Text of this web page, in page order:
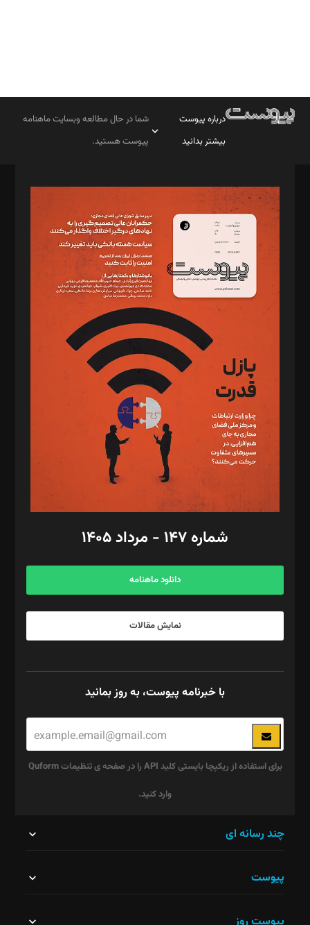
درباره پیوست
بیشتر بدانید
شما در حال مطالعه وبسایت ماهنامه
پیوست هستید.
مدیر مسئول: محمدباقر اثنی‌عشری
سردبیر: مهرک محمودی
دبیر تحریریه: میثم قاسمی
د‌بیر ناداستان: سمانه سمیع
د‌بیر خدمت و تجارت: ابوالفضل رجبی
د‌بیر حقوق فناوری: حسام‌الدین ایپکچی
د‌بیر پیوست جهان: مینا پاکدل
د‌بیر تحریریه آنلاین: بابک نقاش
تحریریه‌: مجتبی محمود‌ی، آرش برهمند، یسنا امان‌پور، سروش کرمیان،
مصطفی مسجدی آرانی، ابوالفضل رجبی، زهرا فکرانه، فائزه فتحی
رستمی،مصطفی باستان
ویرایش: نگار استاد‌‌آقا
طراح یونیفرم: مجید توکلی
فیلمبرداری و عکاسی: امیر شفیعی، مانی لطفی زاده
گرافیک و صفحه‌آرایی: سید‌سبحان‌علی ثابت
مد‌یر توسعه تجاری: کامبیز برید‌
امور مالی: شاپور رهبری، محمد‌ کاظمی‌نیا
آگهی و مشترکین: ۰۹۱۹۹۹۹۰۴۵۴
شماره ۱۴۷ - مرداد ۱۴۰۵
دانلود ماهنامه
نمایش مقالات
با خبرنامه پیوست، به روز بمانید
برای استفاده از ریکپچا بایستی کلید API را در صفحه ی تنظیمات Quform
وارد کنید.
نباید
چند رسانه ای
پیوست